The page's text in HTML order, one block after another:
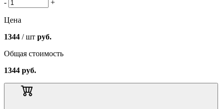
- +
Цена
1344 / шт руб.
Общая стоимость
1344 руб.